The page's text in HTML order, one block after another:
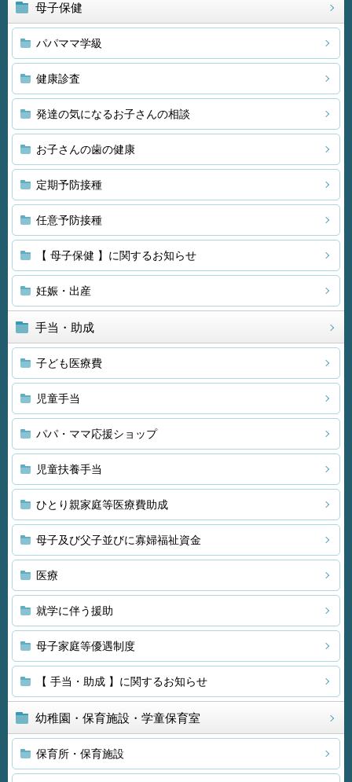
母子保健
パパママ学級
健康診査
発達の気になるお子さんの相談
お子さんの歯の健康
定期予防接種
任意予防接種
【 母子保健 】に関するお知らせ
妊娠・出産
手当・助成
子ども医療費
児童手当
パパ・ママ応援ショップ
児童扶養手当
ひとり親家庭等医療費助成
母子及び父子並びに寡婦福祉資金
医療
就学に伴う援助
母子家庭等優遇制度
【 手当・助成 】に関するお知らせ
幼稚園・保育施設・学童保育室
保育所・保育施設